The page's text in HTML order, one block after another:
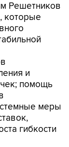
Решетников
которые
и
помощь
меры
гибкости